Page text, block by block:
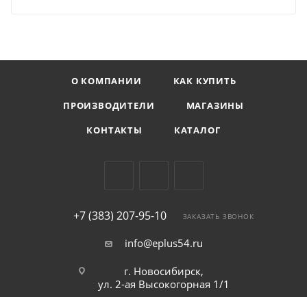
О КОМПАНИИ
КАК КУПИТЬ
ПРОИЗВОДИТЕЛИ
МАГАЗИНЫ
КОНТАКТЫ
КАТАЛОГ
+7 (383) 207-95-10 ЗАКАЗАТЬ ЗВОНОК
info@eplus54.ru
г. Новосибирск,
ул. 2-ая Высокогорная 1/1